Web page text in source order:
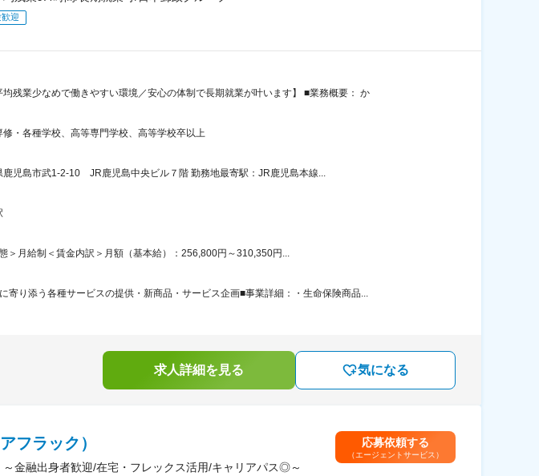
迎
均残業少なめで働きやすい環境／安心の体制で長期就業が叶います】 ■業務概要： か
・各種学校、高等専門学校、高等学校卒以上
鹿児島市武1-2-10 JR鹿児島中央ビル７階 勤務地最寄駅：JR鹿児島本線...
＞月給制＜賃金内訳＞月額（基本給）：256,800円～310,350円...
寄り添う各種サービスの提供・新商品・サービス企画■事業詳細：・生命保険商品...
求人詳細を見る 気になる
フラック）
～金融出身者歓迎/在宅・フレックス活用/キャリアパス◎～
応募依頼する
（エージェントサービス）